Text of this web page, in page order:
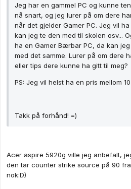
Jeg har en gammel PC og kunne
nå snart, og jeg lurer på om dere
når det gjelder Gamer PC. Jeg vil
kan jeg te den med til skolen osv...
ha en Gamer Bærbar PC, da kan
med det samme. Lurer på om dere
eller tips dere kunne ha gitt til meg?
PS: Jeg vil helst ha en pris mellom
Takk på forhånd! =)
Acer aspire 5920g ville jeg anbefalt,
den tar counter strike source på 90
nok:D)